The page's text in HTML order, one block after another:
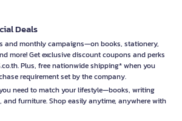
Deals
and monthly campaigns—on books, stationery,
more! Get exclusive discount coupons and perks
Plus, free nationwide shipping* when you
requirement set by the company.
need to match your lifestyle—books, writing
furniture. Shop easily anytime, anywhere with